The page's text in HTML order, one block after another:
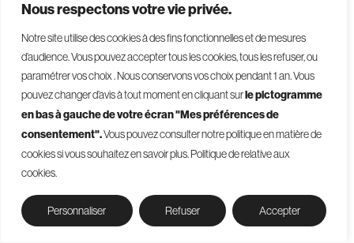
Nous respectons votre vie privée.
Notre site utilise des cookies à des fins fonctionnelles et de mesures
d’audience. Vous pouvez accepter tous les cookies, tous les refuser, ou
paramétrer vos choix . Nous conservons vos choix pendant 1 an.Vous
pouvez changer d’avis à tout moment en cliquant surle pictogramme
en bas à gauche de votre écran "Mes préférences de
consentement".Vous pouvez consulter notre politique en matière de
cookies si vous souhaitez en savoir plus.Politique de relative aux
cookies.
Personnaliser Refuser Accepter